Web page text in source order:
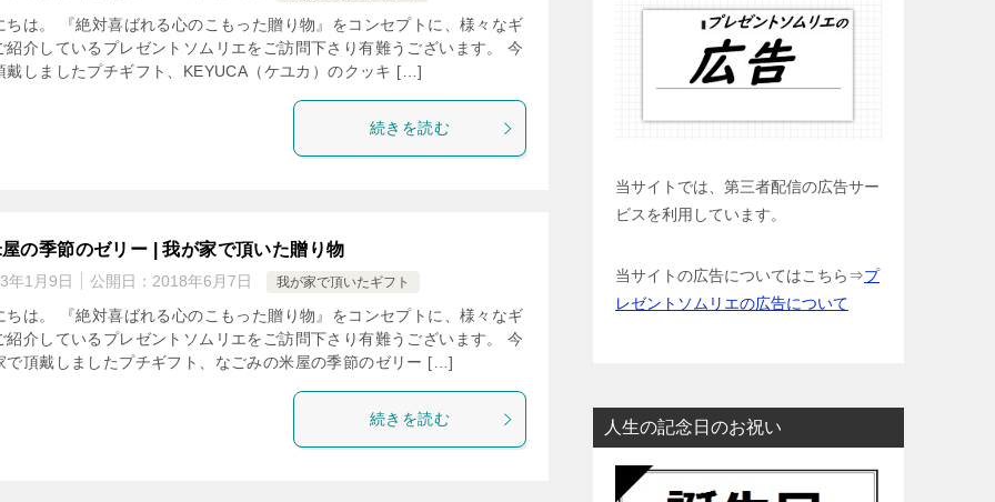
ちは。 『絶対喜ばれる心のこもった贈り物』をコンセプトに、様々なギ
紹介しているプレゼントソムリエをご訪問下さり有難うございます。 今
戴しましたプチギフト、KEYUCA（ケユカ）のクッキ […]
続きを読む
の季節のゼリー | 我が家で頂いた贈り物
年1月9日 公開日： 2018年6月7日 我が家で頂いたギフト
ちは。 『絶対喜ばれる心のこもった贈り物』をコンセプトに、様々なギ
紹介しているプレゼントソムリエをご訪問下さり有難うございます。 今
で頂戴しましたプチギフト、なごみの米屋の季節のゼリー […]
続きを読む
当サイトでは、第三者配信の広告サー
ビスを利用しています。
当サイトの広告についてはこちら⇒プ
レゼントソムリエの広告について
人生の記念日のお祝い